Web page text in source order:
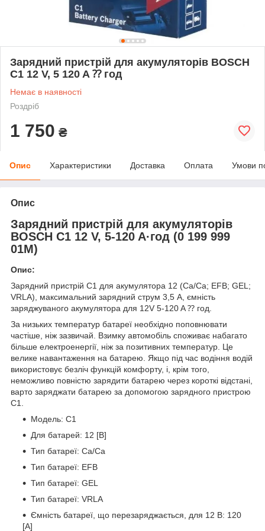
Зарядний пристрій для акумуляторів BOSCH
C1 12 V, 5 120 A ⁇ год
Немає в наявності
Роздріб
1 750 ₴
Опис Характеристики Доставка Оплата Умови
Опис
Зарядний пристрій для акумуляторів
BOSCH C1 12 V, 5-120 A·год (0 199 999
01M)
Опис:
Зарядний пристрій C1 для акумулятора 12 (Ca/Ca; EFB; GEL;
VRLA), максимальний зарядний струм 3,5 A, ємність
заряджуваного акумулятора для 12V 5-120 A ⁇ год.
За низьких температур батареї необхідно поповнювати
частіше, ніж зазвичай. Взимку автомобіль споживає набагато
більше електроенергії, ніж за позитивних температур. Це
велике навантаження на батарею. Якщо під час водіння водій
використовує безліч функцій комфорту, і, крім того,
неможливо повністю зарядити батарею через короткі відстані,
варто заряджати батарею за допомогою зарядного пристрою
C1.
Модель: C1
Для батарей: 12 [В]
Тип батареї: Ca/Ca
Тип батареї: EFB
Тип батареї: GEL
Тип батареї: VRLA
Ємність батареї, що перезаряджається, для 12 В: 120
[А]